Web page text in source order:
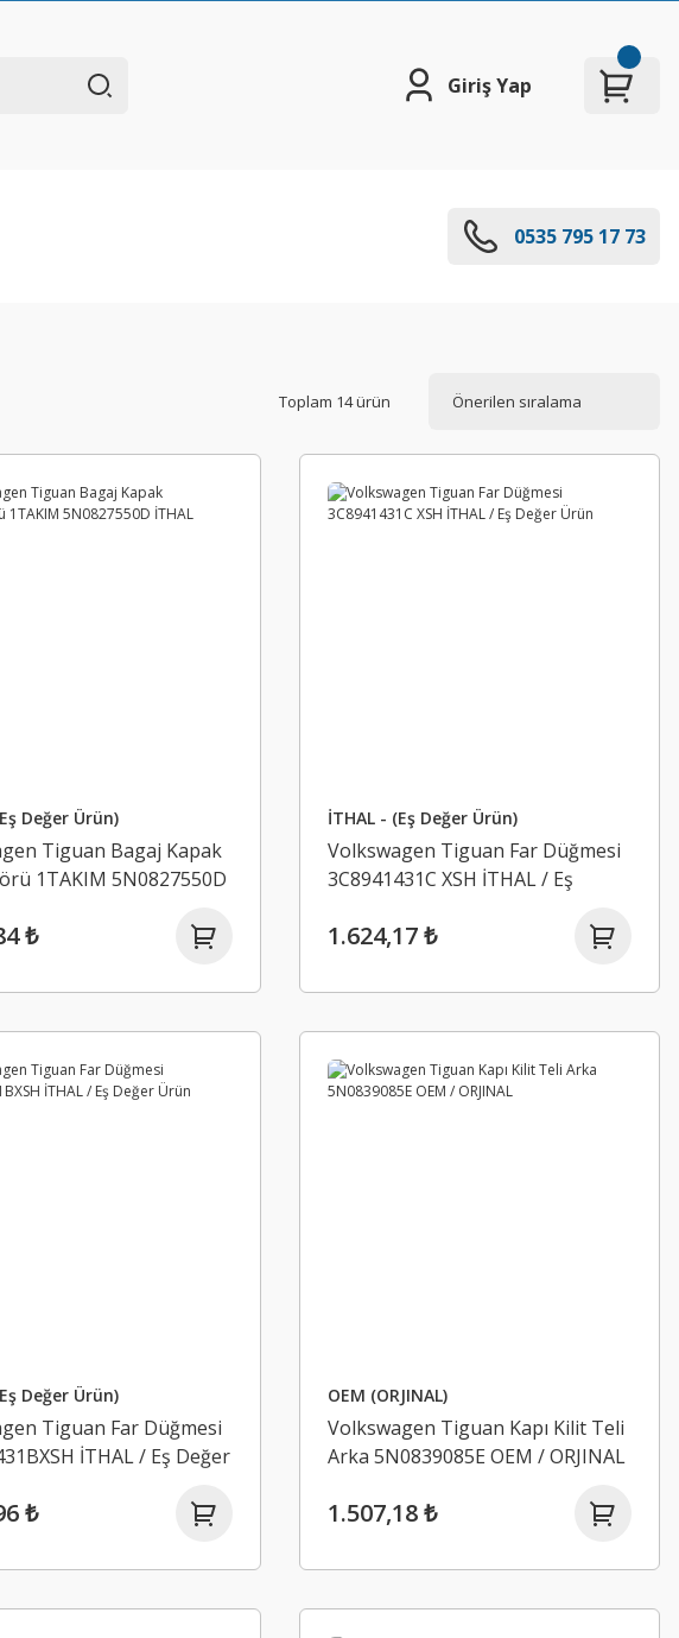
Giriş Yap
0535 795 17 73
Toplam 14 ürün
Değer Ürün)
Tiguan Bagaj Kapak
1TAKIM 5N0827550D
₺
İTHAL - (Eş Değer Ürün)
Volkswagen Tiguan Far Düğmesi
3C8941431C XSH İTHAL / Eş
1.624,17 ₺
Değer Ürün)
Tiguan Far Düğmesi
İTHAL / Eş Değer
₺
OEM (ORJINAL)
Volkswagen Tiguan Kapı Kilit Teli
Arka 5N0839085E OEM / ORJINAL
1.507,18 ₺